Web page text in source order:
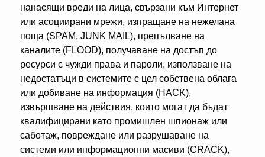
нанасящи вреди на лица, свързани към Интернет
или асоциирани мрежи, изпращане на нежелана
поща (SPAM, JUNK MAIL), препълване на
каналите (FLOOD), получаване на достъп до
ресурси с чужди права и пароли, използване на
недостатъци в системите с цел собствена облага
или добиване на информация (HACK),
извършване на действия, които могат да бъдат
квалифицирани като промишлен шпионаж или
саботаж, повреждане или разрушаване на
системи или информационни масиви (CRACK),